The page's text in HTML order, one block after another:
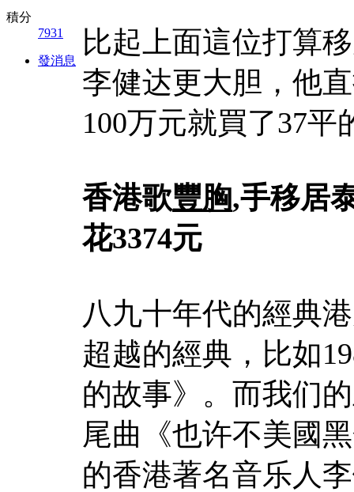
積分
7931
發消息
比起上面這位打算
李健达更大胆，他
100万元就買了37
香港歌豐胸,手移居
花3374元
八九十年代的經典
超越的經典，比如
的故事》。而我们
尾曲《也许不美國
的香港著名音乐人